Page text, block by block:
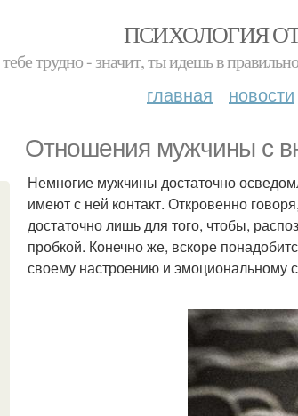
ПСИХОЛОГИЯ
трудно - значит, ты идешь в
главная новости
Отношения мужчины с
Немногие мужчины достаточно
имеют с ней контакт. Откровенно
достаточно лишь для того, чтобы,
пробкой. Конечно же, вскоре
своему настроению и эмоциональному